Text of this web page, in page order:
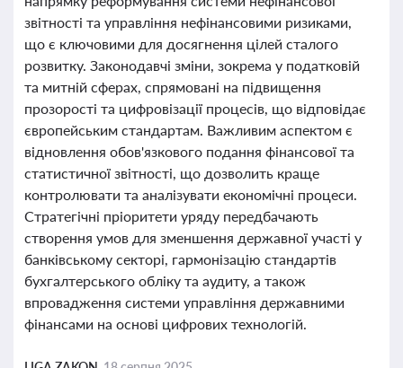
звітності та управління нефінансовими ризиками,
що є ключовими для досягнення цілей сталого
розвитку. Законодавчі зміни, зокрема у податковій
та митній сферах, спрямовані на підвищення
прозорості та цифровізації процесів, що відповідає
європейським стандартам. Важливим аспектом є
відновлення обов'язкового подання фінансової та
статистичної звітності, що дозволить краще
контролювати та аналізувати економічні процеси.
Стратегічні пріоритети уряду передбачають
створення умов для зменшення державної участі у
банківському секторі, гармонізацію стандартів
бухгалтерського обліку та аудиту, а також
впровадження системи управління державними
фінансами на основі цифрових технологій.